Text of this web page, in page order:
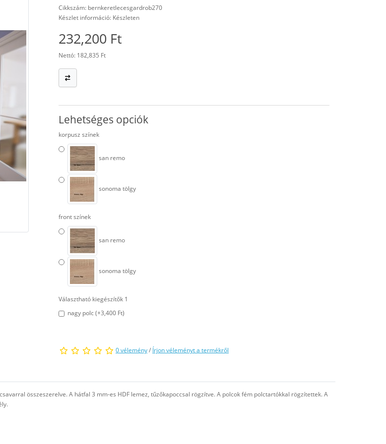
Cikkszám: bernkeretlecesgardrob270
Készlet információ: Készleten
232,200 Ft
Nettó: 182,835 Ft
Lehetséges opciók
korpusz színek
san remo
sonoma tölgy
front színek
san remo
sonoma tölgy
Választható kiegészítők 1
nagy polc (+3,400 Ft)
0 vélemény/ Írjon véleményt a termékről
összeszerelve. A hátfal 3 mm-es HDF lemez, tűzőkapoccsal rögzítve. A polcok fém polctartókkal rögzítettek. A